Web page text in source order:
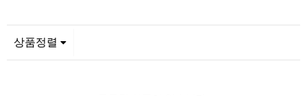
상품정렬